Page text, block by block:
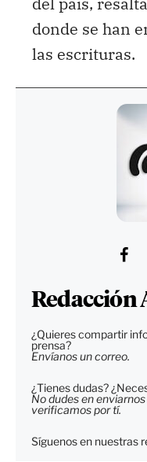
donde se han
las escrituras.
Redacción
¿Quieres compartir
prensa?
Envíanos un correo.
¿Tienes dudas?
No dudes en
verificamos por tí.
Síguenos en nuestras